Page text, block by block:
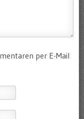
per E-Mail